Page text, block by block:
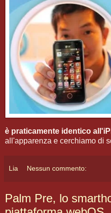
è praticamente identico
all'apparenza e cerchiamo di
Lia Nessun commento:
Palm Pre, lo